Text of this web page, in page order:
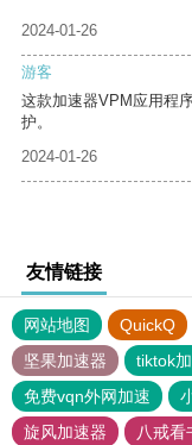
2024-01-26
游客
这款加速器VPM应用程
护。
2024-01-26
友情链接
网站地图 QuickQ
坚果加速器
tiktok
免费vqn外网加速
旋风加速器
八戒看